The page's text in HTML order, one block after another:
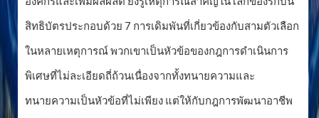
สิทธิบัตรประกอบด้วย 7 การเดิมพันที่เกี่ยวข้องกับสามตัวเลือก
ในหลายเหตุการณ์ พวกเขาเป็นหัวข้อของกฎการดำเนินการ
พิเศษที่ไม่ละเอียดถี่ถ้วนเนื่องจากทั้งทนายความและ
ทนายความเป็นหัวข้อที่ไม่เพียง แต่ให้กับกฎการพัฒนาอาชีพ